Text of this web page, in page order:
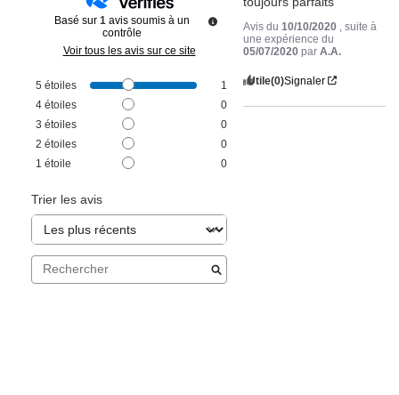
Basé sur 1 avis soumis à un
contrôle
Voir tous les avis sur ce site
5 étoiles
1
4 étoiles
0
3 étoiles
0
2 étoiles
0
1 étoile 0
Trier les avis
Avis du 10/10/2020
, suite à
une expérience du
05/07/2020 parA.A.
Utile(0)Signaler